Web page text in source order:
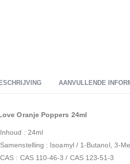
AANVULLENDE
Oranje Poppers 24ml
: 24ml
: Isoamyl / 1-Butanol, 3-
: CAS 110-46-3 / CAS 123-51-3